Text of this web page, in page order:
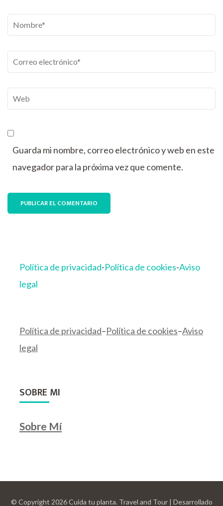
Nombre*
Correo
electrónico*
Web
Guarda mi nombre, correo electrónico y web en este
navegador para la próxima vez que comente.
Política de privacidad-Política de cookies-Aviso
legal
Política de privacidad–Política de cookies–Aviso
legal
SOBRE MI
Sobre Mí
© Copyright 2026Cuida tu planta. Travel and Tour | Desarrollado